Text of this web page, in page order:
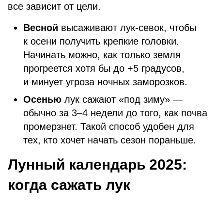
все зависит от цели.
Весной высаживают лук-севок, чтобы
к осени получить крепкие головки.
Начинать можно, как только земля
прогреется хотя бы до +5 градусов,
и минует угроза ночных заморозков.
Осенью лук сажают «под зиму» —
обычно за 3–4 недели до того, как почва
промерзнет. Такой способ удобен для
тех, кто хочет начать сезон пораньше.
Лунный календарь 2025:
когда сажать лук